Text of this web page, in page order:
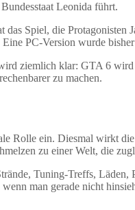
Leonida führt.
Spiel, die
PC-Version wurde
ziemlich klar: GTA 6
zu machen.
Rolle ein. Diesmal wirkt
zu einer Welt, die
Tuning-Treffs,
man gerade nicht